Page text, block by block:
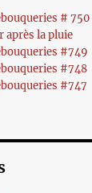
# 750
après la pluie
#749
#748
#747